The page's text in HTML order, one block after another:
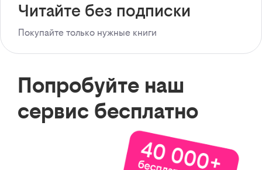
Читайте без подписки
Покупайте только нужные книги
Попробуйте наш
сервис бесплатно